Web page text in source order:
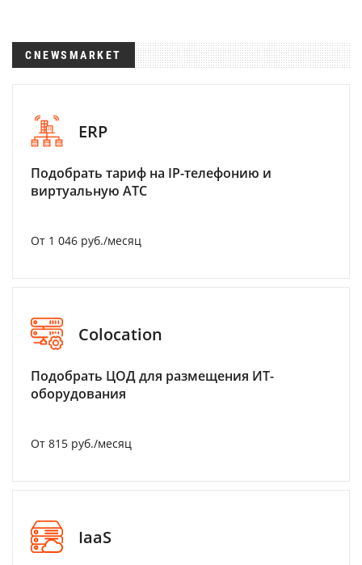
CNEWSMARKET
ERP
Подобрать тариф на IP-телефонию и
виртуальную АТС
От 1 046 руб./месяц
Colocation
Подобрать ЦОД для размещения ИТ-
оборудования
От 815 руб./месяц
IaaS